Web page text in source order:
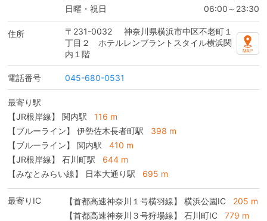
日曜・祝日
06:00～23:30
住所 〒231-0032
神奈川県横浜市中区不老町１
丁目２ ホテルレンブラントスタイル横浜関
内１階
電話番号 045-680-0531
最寄り駅
【JR根岸線】 関内駅
116 m
【ブルーライン】 伊勢佐木長者町駅
398 m
【ブルーライン】 関内駅
410 m
【JR根岸線】 石川町駅
644 m
【みなとみらい線】 日本大通り駅
695 m
最寄りIC 【首都高速神奈川１号横羽線】 横浜公園IC
205 m
【首都高速神奈川３号狩場線】
石川町IC
779 m